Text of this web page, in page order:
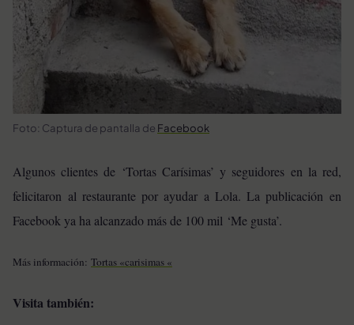
Foto: Captura de pantalla de Facebook
Algunos clientes de ‘Tortas Carísimas’ y seguidores en la red,
felicitaron al restaurante por ayudar a Lola. La publicación en
Facebook ya ha alcanzado más de 100 mil ‘Me gusta’.
Más información: Tortas «carisimas «
Visita también: